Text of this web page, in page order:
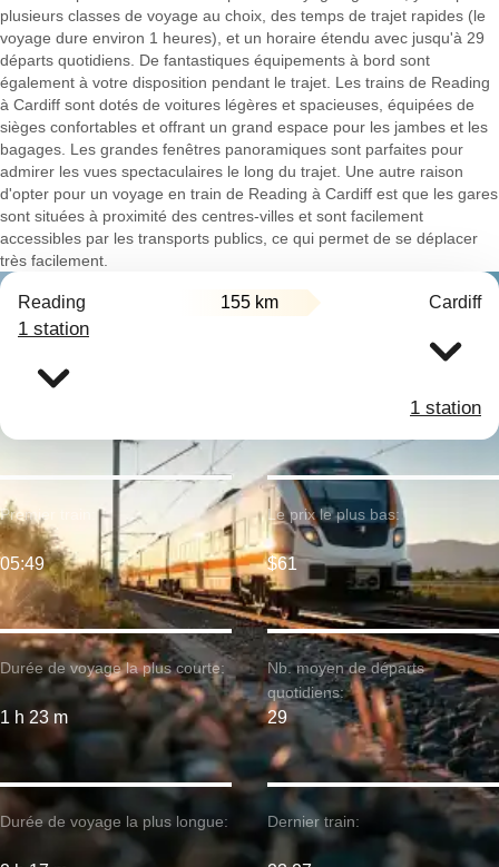
plusieurs classes de voyage au choix, des temps de trajet rapides (le
voyage dure environ 1 heures), et un horaire étendu avec jusqu'à 29
départs quotidiens. De fantastiques équipements à bord sont
également à votre disposition pendant le trajet. Les trains de Reading
à Cardiff sont dotés de voitures légères et spacieuses, équipées de
sièges confortables et offrant un grand espace pour les jambes et les
bagages. Les grandes fenêtres panoramiques sont parfaites pour
admirer les vues spectaculaires le long du trajet. Une autre raison
d'opter pour un voyage en train de Reading à Cardiff est que les gares
sont situées à proximité des centres-villes et sont facilement
accessibles par les transports publics, ce qui permet de se déplacer
très facilement.
Reading 155 km Cardiff
1 station
1 station
Durée de voyage la plus courte:
1 h 23 m
Premier train:
05:49
Durée de voyage la plus longue:
Le prix le plus bas:
$61
Nb. moyen de départs
quotidiens:
29
Dernier train: